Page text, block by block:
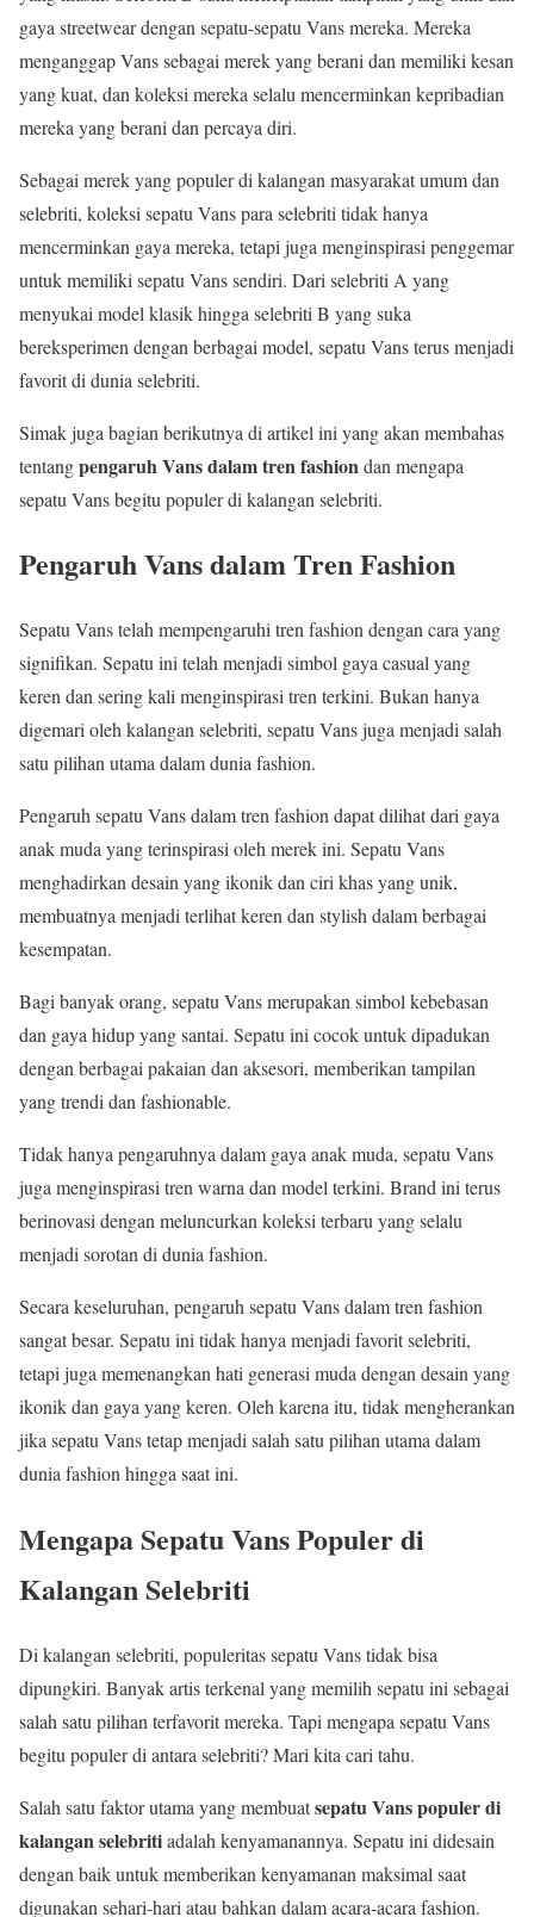
gaya streetwear dengan sepatu-sepatu Vans mereka. Mereka
menganggap Vans sebagai merek yang berani dan memiliki kesan
yang kuat, dan koleksi mereka selalu mencerminkan kepribadian
mereka yang berani dan percaya diri.
Sebagai merek yang populer di kalangan masyarakat umum dan
selebriti, koleksi sepatu Vans para selebriti tidak hanya
mencerminkan gaya mereka, tetapi juga menginspirasi penggemar
untuk memiliki sepatu Vans sendiri. Dari selebriti A yang
menyukai model klasik hingga selebriti B yang suka
bereksperimen dengan berbagai model, sepatu Vans terus menjadi
favorit di dunia selebriti.
Simak juga bagian berikutnya di artikel ini yang akan membahas
tentangpengaruh Vans dalam tren fashion dan mengapa
sepatu Vans begitu populer di kalangan selebriti.
Pengaruh Vans dalam Tren Fashion
Sepatu Vans telah mempengaruhi tren fashion dengan cara yang
signifikan. Sepatu ini telah menjadi simbol gaya casual yang
keren dan sering kali menginspirasi tren terkini. Bukan hanya
digemari oleh kalangan selebriti, sepatu Vans juga menjadi salah
satu pilihan utama dalam dunia fashion.
Pengaruh sepatu Vans dalam tren fashion dapat dilihat dari gaya
anak muda yang terinspirasi oleh merek ini. Sepatu Vans
menghadirkan desain yang ikonik dan ciri khas yang unik,
membuatnya menjadi terlihat keren dan stylish dalam berbagai
kesempatan.
Bagi banyak orang, sepatu Vans merupakan simbol kebebasan
dan gaya hidup yang santai. Sepatu ini cocok untuk dipadukan
dengan berbagai pakaian dan aksesori, memberikan tampilan
yang trendi dan fashionable.
Tidak hanya pengaruhnya dalam gaya anak muda, sepatu Vans
juga menginspirasi tren warna dan model terkini. Brand ini terus
berinovasi dengan meluncurkan koleksi terbaru yang selalu
menjadi sorotan di dunia fashion.
Secara keseluruhan, pengaruh sepatu Vans dalam tren fashion
sangat besar. Sepatu ini tidak hanya menjadi favorit selebriti,
tetapi juga memenangkan hati generasi muda dengan desain yang
ikonik dan gaya yang keren. Oleh karena itu, tidak mengherankan
jika sepatu Vans tetap menjadi salah satu pilihan utama dalam
dunia fashion hingga saat ini.
Mengapa Sepatu Vans Populer di
Kalangan Selebriti
Di kalangan selebriti, populeritas sepatu Vans tidak bisa
dipungkiri. Banyak artis terkenal yang memilih sepatu ini sebagai
salah satu pilihan terfavorit mereka. Tapi mengapa sepatu Vans
begitu populer di antara selebriti? Mari kita cari tahu.
Salah satu faktor utama yang membuatsepatu Vans populer di
kalangan selebritiadalah kenyamanannya. Sepatu ini didesain
dengan baik untuk memberikan kenyamanan maksimal saat
digunakan sehari-hari atau bahkan dalam acara-acara fashion.